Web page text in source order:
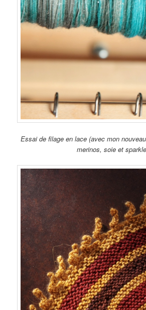
Essai de filage en lace (avec mon
merinos, soie et